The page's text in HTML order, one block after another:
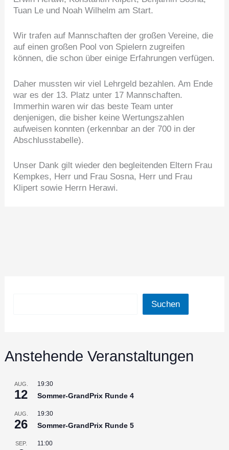
Tuan Le und Noah Wilhelm am Start.
Wir trafen auf Mannschaften der großen Vereine, die
auf einen großen Pool von Spielern zugreifen
können, die schon über einige Erfahrungen verfügen.
Daher mussten wir viel Lehrgeld bezahlen. Am Ende
war es der 13. Platz unter 17 Mannschaften.
Immerhin waren wir das beste Team unter
denjenigen, die bisher keine Wertungszahlen
aufweisen konnten (erkennbar an der 700 in der
Abschlusstabelle).
Unser Dank gilt wieder den begleitenden Eltern Frau
Kempkes, Herr und Frau Sosna, Herr und Frau
Klipert sowie Herrn Herawi.
Suchen
Anstehende Veranstaltungen
AUG.
12
19:30
Sommer-GrandPrix Runde 4
AUG.
26
19:30
Sommer-GrandPrix Runde 5
SEP. 11:00